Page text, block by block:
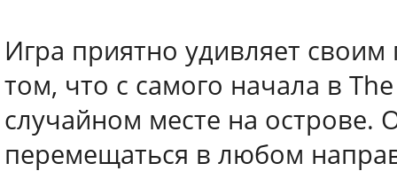
Игра приятно удивляет
том, что с самого начала в
случайном месте на острове.
перемещаться в любом